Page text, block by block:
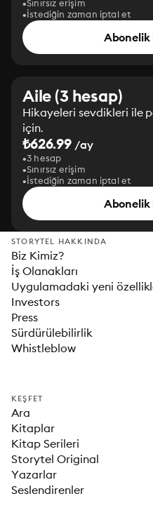
Sınırsız erişim
İstediğin zaman iptal et
Aile (3 hesap)
Hikayeleri sevdikleri ile
için.
₺626.99 /ay
3 hesap
Sınırsız erişim
İstediğin zaman iptal et
STORYTEL HAKKINDA
Biz Kimiz?
İş Olanakları
Uygulamadaki yeni
Investors
Press
Sürdürülebilirlik
Whistleblow
KEŞFET
Ara
Kitaplar
Kitap Serileri
Storytel Original
Yazarlar
Seslendirenler